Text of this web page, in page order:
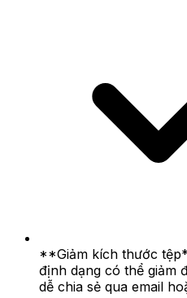
**Giảm kích thước
định dạng có thể giảm
dễ chia sẻ qua email